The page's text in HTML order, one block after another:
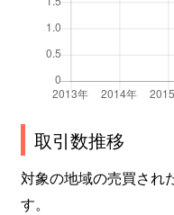
取引数推移
対象の地域の売買され
す。